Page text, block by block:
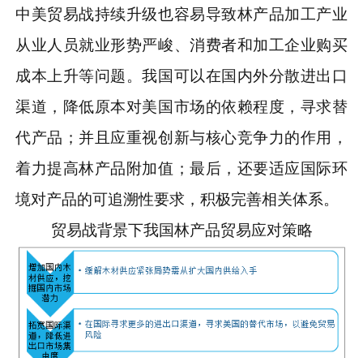
中美贸易战持续升级也容易导致林产品加工产业
从业人员就业形势严峻、消费者和加工企业购买
成本上升等问题。我国可以在国内外分散进出口
渠道，降低原本对美国市场的依赖程度，寻求替
代产品；并且应重视创新与核心竞争力的作用，
着力提高林产品附加值；最后，还要适应国际环
境对产品的可追溯性要求，积极完善相关体系。
贸易战背景下我国林产品贸易应对策略